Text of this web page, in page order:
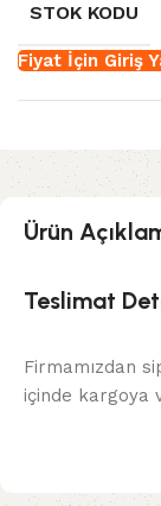
STOK KODU
Fiyat İçin Giriş
Ürün
Teslimat
Firmamızdan
içinde kargoya